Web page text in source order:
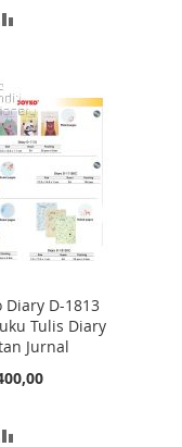
COMPARE
Diary D-1813
Tulis Diary
Jurnal